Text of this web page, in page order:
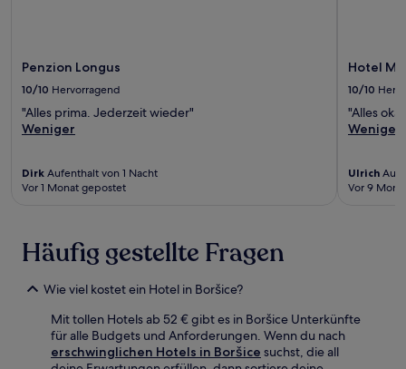
Penzion Longus
10/10 Hervorragend
"Alles prima. Jederzeit wieder"
Weniger
Dirk Aufenthalt von 1 Nacht
Vor 1 Monat gepostet
Hotel
10/10
"Alles
Weniger
Ulrich
Vor 9
Häufig gestellte Fragen
Wie viel kostet ein Hotel in Boršice?
Mit tollen Hotels ab 52 € gibt es in Boršice Unterkünfte
für alle Budgets und Anforderungen. Wenn du nach
erschwinglichen Hotels in Boršice suchst, die all